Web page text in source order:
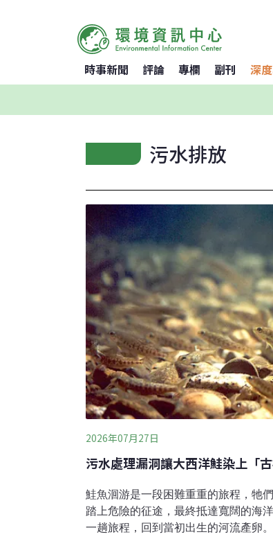
時事新聞 評論 專欄 副刊 深
污水排放
2026年07月27日
污水處理漏洞讓大西洋鮭染上「
鮭魚洄游是一段困難重重的旅程，牠
踏上危險的征途，最終抵達寬闊的海
一趟旅程，回到當初出生的河流產卵